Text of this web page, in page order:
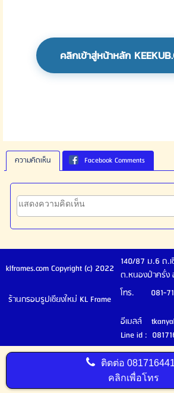
คลิกเข้าสู่หน้าหลัก
ความคิดเห็น Facebook Comments
klframes.com Copyright (c) 2022
140/87 ม.6 ถ.
ต.หนองป่าครั่ง
ร้านกรอบรูปเชียงใหม่ KL Frame
โทร. 081-
อีเมลล์
Line id :
ติดต่อ
คลิกเพื่อโทร